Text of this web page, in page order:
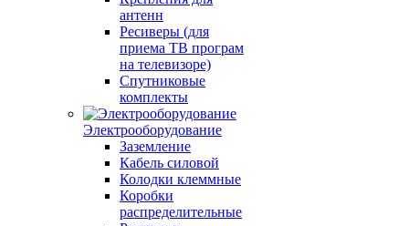
антенн
Ресиверы (для
приема ТВ програм
на телевизоре)
Спутниковые
комплекты
Электрооборудование
Заземление
Кабель силовой
Колодки клеммные
Коробки
распределительные